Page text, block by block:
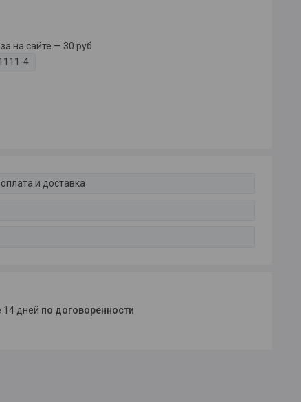
на сайте — 30 руб
4
и доставка
14 дней по договоренности